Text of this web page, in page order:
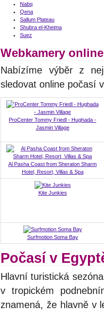
Nabq
Qena
Sallum Plateau
Shubra el-Kheima
Suez
Webkamery
Nabízíme výběr z
sledovat online počasí
ProCenter Tommy Friedl - Hughada -
Jasmin Village
Al Pasha Coast from Sheraton Sharm
Hotel, Resort, Villas & Spa
Kite Junkies
Surfmotion Soma Bay
Počasí v
Hlavní turistická
v tropickém
znamená, že hlavně v